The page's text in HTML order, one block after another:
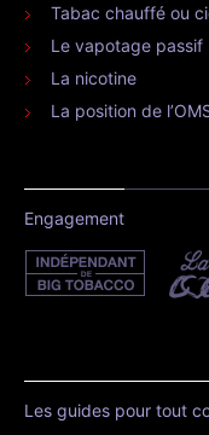
Tabac chauffé ou
Le vapotage passif
La nicotine
La position de
Engagement
Les guides pour tout